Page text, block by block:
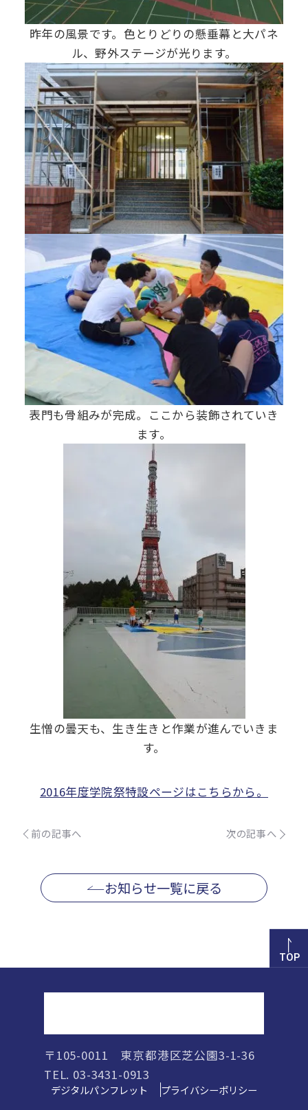
昨年の風景です。色とりどりの懸垂幕と大パネ
ル、野外ステージが光ります。
表門も骨組みが完成。ここから装飾されていき
ます。
生憎の曇天も、生き生きと作業が進んでいきま
す。
2016年度学院祭特設ページはこちらから。
前の記事へ 次の記事へ
お知らせ一覧に戻る
TOP
〒105-0011 東京都港区芝公園3-1-36
TEL. 03-3431-0913
デジタルパンフレット プライバシーポリシー